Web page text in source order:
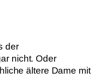
der
nicht. Oder
ältere Dame mit